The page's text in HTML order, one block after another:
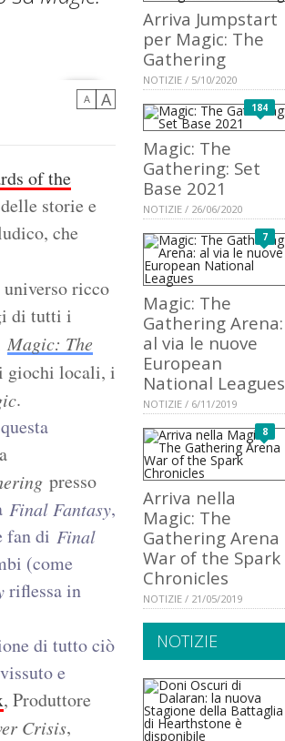
A A
of the
storie e
che
universo ricco
di tutti i
Magic: The
giochi locali, i
.
presso
Final Fantasy,
fan di Final
(come
riflessa in
di tutto ciò
e
, Produttore
Crisis,
Arriva Jumpstart
per Magic: The
Gathering
NOTIZIE / 5/10/2020
184
Magic: The
Gathering: Set
Base 2021
NOTIZIE / 26/06/2020
7
Magic: The
Gathering Arena:
al via le nuove
European
National Leagues
NOTIZIE / 6/11/2019
8
Arriva nella
Magic: The
Gathering Arena
War of the Spark
Chronicles
NOTIZIE / 21/05/2019
NOTIZIE